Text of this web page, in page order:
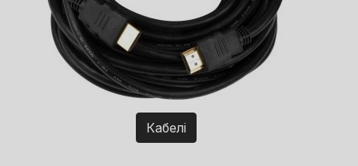
Кабелі